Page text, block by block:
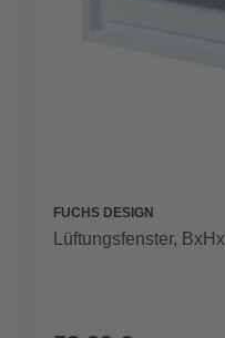
FUCHS DESIGN
Lüftungsfenster,